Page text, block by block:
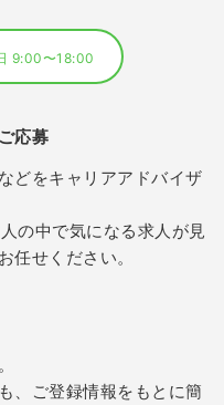
9:00〜18:00
応募
どをキャリアアドバイザ
の中で気になる求人が見
任せください。
、ご登録情報をもとに簡